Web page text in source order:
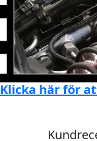
Klicka här för